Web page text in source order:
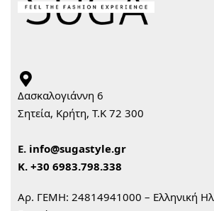
Δασκαλογιάννη 6
Σητεία, Κρήτη, Τ.Κ 72 300
Ε. info@sugastyle.gr
Κ. +30 6983.798.338
Αρ. ΓΕΜΗ: 24814941000 – Ελληνική